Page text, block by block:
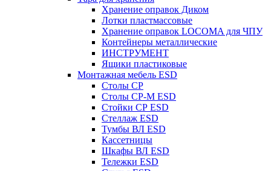
Хранение оправок Диком
Лотки пластмассовые
Хранение оправок LOCOMA для ЧПУ
Контейнеры металлические
ИНСТРУМЕНТ
Ящики пластиковые
Монтажная мебель ESD
Столы СР
Столы СР-М ESD
Стойки СР ESD
Стеллаж ESD
Тумбы ВЛ ESD
Кассетницы
Шкафы ВЛ ESD
Тележки ESD